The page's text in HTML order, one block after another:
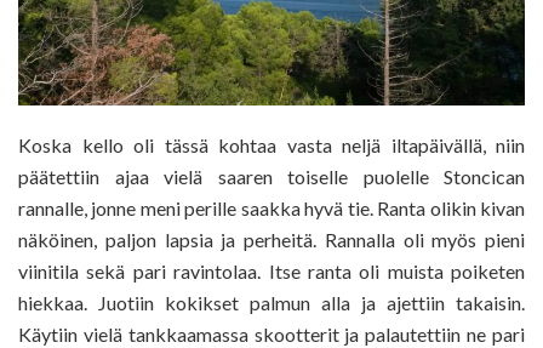
Koska kello oli tässä kohtaa vasta neljä iltapäivällä, niin
päätettiin ajaa vielä saaren toiselle puolelle Stoncican
rannalle, jonne meni perille saakka hyvä tie. Ranta olikin kivan
näköinen, paljon lapsia ja perheitä. Rannalla oli myös pieni
viinitila sekä pari ravintolaa. Itse ranta oli muista poiketen
hiekkaa. Juotiin kokikset palmun alla ja ajettiin takaisin.
Käytiin vielä tankkaamassa skootterit ja palautettiin ne pari